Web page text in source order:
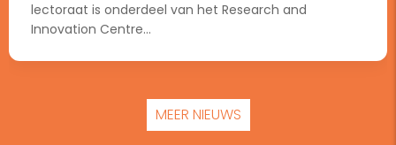
lectoraat is onderdeel van het Research and
Innovation Centre...
MEER NIEUWS